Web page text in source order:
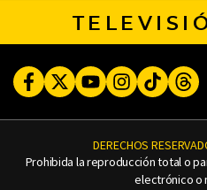
FacebookTwitterYoutubeInstagram
TikTok
DERECHOS
Prohibida la reproducción total o
electrónico o